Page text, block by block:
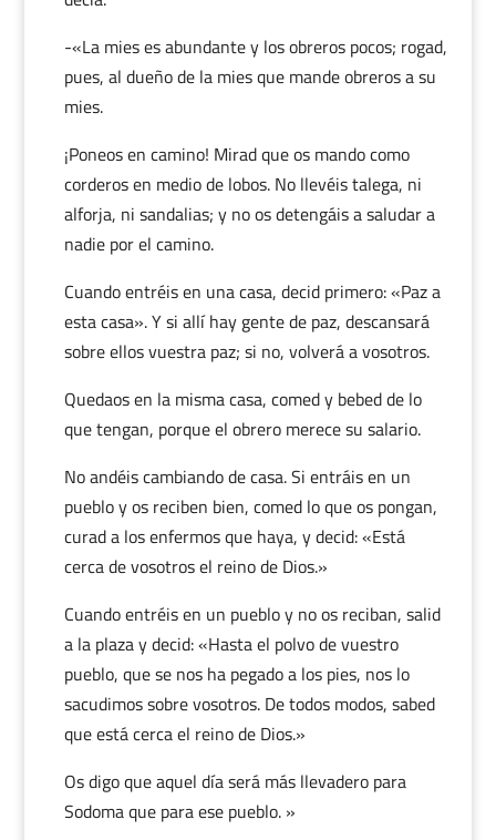
-«La mies es abundante y los obreros pocos; rogad,
pues, al dueño de la mies que mande obreros a su
mies.
¡Poneos en camino! Mirad que os mando como
corderos en medio de lobos. No llevéis talega, ni
alforja, ni sandalias; y no os detengáis a saludar a
nadie por el camino.
Cuando entréis en una casa, decid primero: «Paz a
esta casa». Y si allí hay gente de paz, descansará
sobre ellos vuestra paz; si no, volverá a vosotros.
Quedaos en la misma casa, comed y bebed de lo
que tengan, porque el obrero merece su salario.
No andéis cambiando de casa. Si entráis en un
pueblo y os reciben bien, comed lo que os pongan,
curad a los enfermos que haya, y decid: «Está
cerca de vosotros el reino de Dios.»
Cuando entréis en un pueblo y no os reciban, salid
a la plaza y decid: «Hasta el polvo de vuestro
pueblo, que se nos ha pegado a los pies, nos lo
sacudimos sobre vosotros. De todos modos, sabed
que está cerca el reino de Dios.»
Os digo que aquel día será más llevadero para
Sodoma que para ese pueblo. »